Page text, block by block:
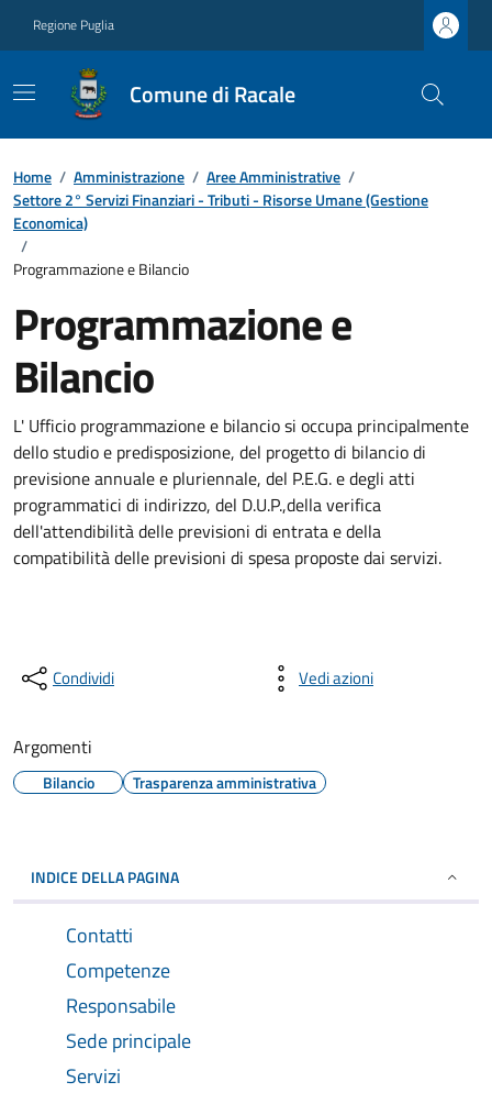
Regione Puglia
Comune di Racale
Home / Amministrazione / Aree Amministrative /
Settore 2° Servizi Finanziari - Tributi - Risorse Umane (Gestione
Economica)
/
Programmazione e Bilancio
Programmazione e
Bilancio
L' Ufficio programmazione e bilancio si occupa principalmente
dello studio e predisposizione, del progetto di bilancio di
previsione annuale e pluriennale, del P.E.G. e degli atti
programmatici di indirizzo, del D.U.P.,della verifica
dell'attendibilità delle previsioni di entrata e della
compatibilità delle previsioni di spesa proposte dai servizi.
Condividi Vedi azioni
Argomenti
Bilancio Trasparenza amministrativa
INDICE DELLA PAGINA
Contatti
Competenze
Responsabile
Sede principale
Servizi